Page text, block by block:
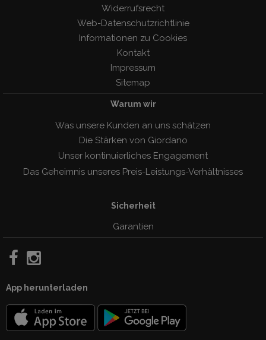
Widerrufsrecht
Web-Datenschutzrichtlinie
Informationen zu Cookies
Kontakt
Impressum
Sitemap
Warum wir
Was unsere Kunden an uns schätzen
Die Stärken von Giordano
Unser kontinuierliches Engagement
Das Geheimnis unseres Preis-Leistungs-Verhàltnisses
Sicherheit
Garantien
App herunterladen